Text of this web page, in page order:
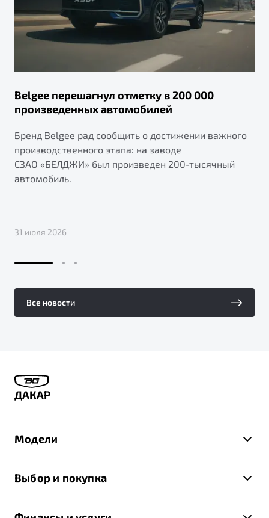
Belgee перешагнул отметку в 200 000
произведенных автомобилей
Бренд Belgee рад сообщить о достижении важного
производственного этапа: на заводе
СЗАО «БЕЛДЖИ» был произведен 200-тысячный
автомобиль.
31 июля 2026
Все новости
ДАКАР
Модели
X70
Выбор и покупка